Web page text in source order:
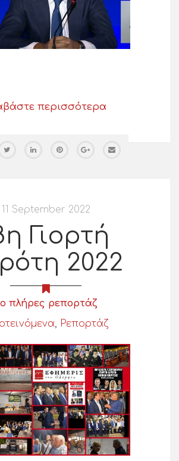
περισσότερα
11 September 2022
Γιορτή
2022
πλήρες ρεπορτάζ
Ρεπορτάζ